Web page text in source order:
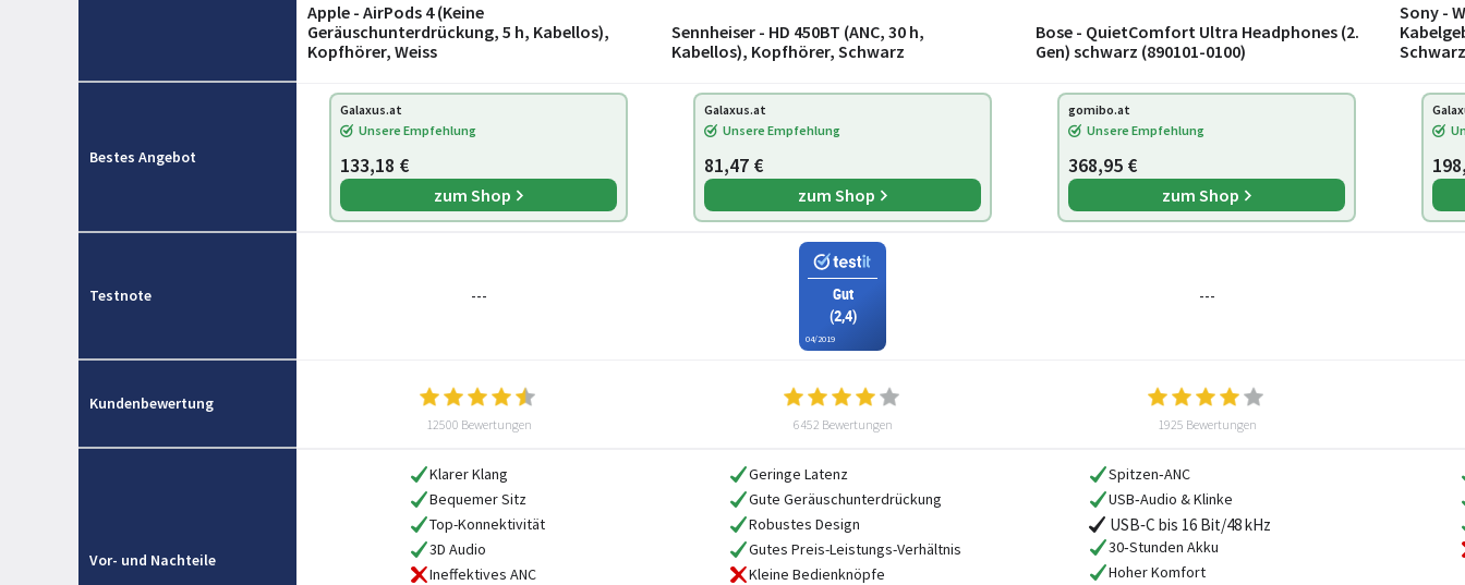
Apple - AirPods 4 (Keine
Geräuschunterdrückung, 5 h, Kabellos),
Kopfhörer, Weiss
Sennheiser - HD 450BT (ANC, 30 h,
Kabellos), Kopfhörer, Schwarz
Bose - QuietComfort Ultra Headphones (2.
Gen) schwarz (890101-0100)
Sony -
Schwarz
Bestes Angebot
Galaxus.at
Unsere Empfehlung
133,18 €
zum Shop
Galaxus.at
Unsere Empfehlung
81,47 €
zum Shop
gomibo.at
Unsere Empfehlung
368,95 €
zum Shop
Testnote ---
Gut
(2,4)
04/2019
---
Kundenbewertung
12500 Bewertungen 6452 Bewertungen 1925 Bewertungen
Vor- und Nachteile
Klarer Klang
Bequemer Sitz
Top-Konnektivität
3D Audio
Ineffektives ANC
Geringe Latenz
Gute Geräuschunterdrückung
Robustes Design
Gutes Preis-Leistungs-Verhältnis
Kleine Bedienknöpfe
Spitzen‑ANC
USB‑Audio & Klinke
USB‑C bis 16 Bit/48 kHz
30‑Stunden Akku
Hoher Komfort